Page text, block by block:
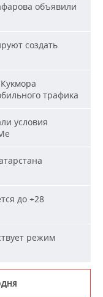
объявили
создать
трафика
условия
до +28
режим